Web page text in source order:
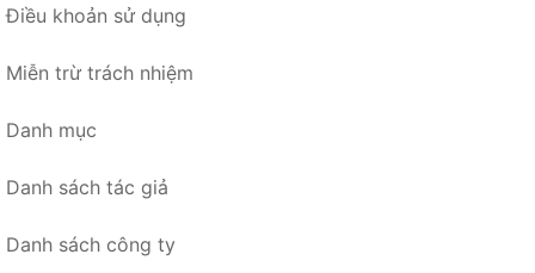
Điều khoản sử dụng
Miễn trừ trách nhiệm
Danh mục
Danh sách tác giả
Danh sách công ty